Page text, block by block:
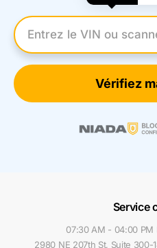
Entrez le numéro VIN
Vérifiez
Service
07:30 AM - 04:00 PM
2980 NE 207th St, Suite 300-